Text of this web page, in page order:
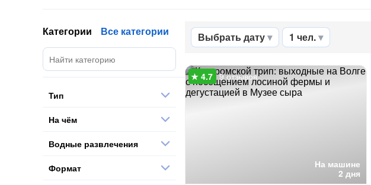
Выбрать дату 1 чел.
На машине
2 дня
9 отзывов
Категории Все категории
Тип
На чём
Водные развлечения
Формат